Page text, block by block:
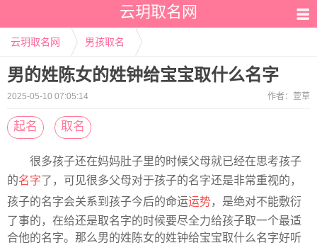
云玥取名网
云玥取名网 男孩取名
男的姓陈女的姓钟给宝宝取什么名字
2025-05-10 07:05:14 作者： 萱草
起名 取名
很多孩子还在妈妈肚子里的时候父母就已经在思考孩子
的名字了，可见很多父母对于孩子的名字还是非常重视的，
孩子的名字会关系到孩子今后的命运运势，是绝对不能敷衍
了事的，在给还是取名字的时候要尽全力给孩子取一个最适
合他的名字。那么男的姓陈女的姓钟给宝宝取什么名字好听